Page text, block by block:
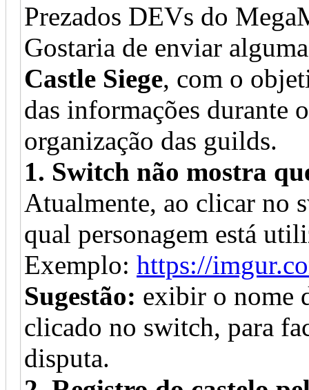
Prezados DEVs do
Gostaria de enviar
Castle Siege, com o
das informações durante
organização das guilds.
1. Switch não mostra
Atualmente, ao clicar no
qual personagem está
Exemplo: https://
Sugestão: exibir o nome
clicado no switch, para
disputa.